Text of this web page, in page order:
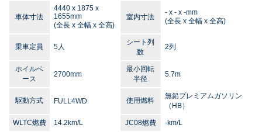
車体寸法
4440 x 1875 x
1655mm
(全長 x 全幅 x 全高)
室内寸法
- x - x -mm
(全長 x 全幅 x 全高)
乗車定員 5人
シート列
数
2列
ホイルベ
ース
2700mm
最小回転
半径
5.7m
駆動方式 FULL4WD 使用燃料
無鉛プレミアムガソリン
（HB）
WLTC燃費 14.2km/L JC08燃費 -km/L